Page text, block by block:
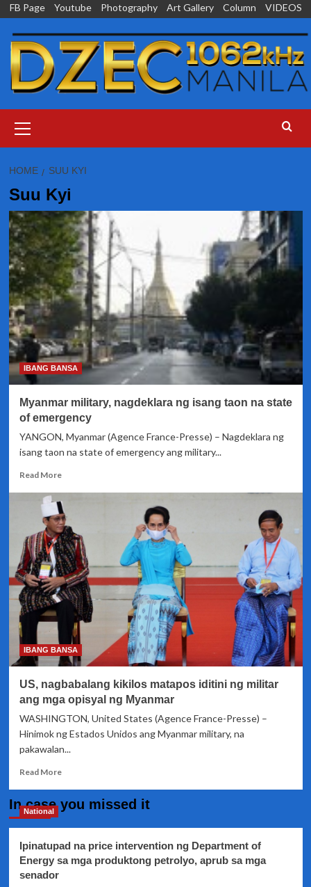
Skip
content
FB Page Youtube Photography Art Gallery Column VIDEOS
Menu
HOME SUU KYI
Suu Kyi
IBANG BANSA
Myanmar military, nagdeklara ng isang taon na state
of emergency
YANGON, Myanmar (Agence France-Presse) – Nagdeklara ng
isang taon na state of emergency ang military...
Read MoreRead
about
Myanmar
military,
nagdeklara
ng
isang
taon
na
state
emergency
IBANG BANSA
US, nagbabalang kikilos matapos iditini ng militar
ang mga opisyal ng Myanmar
WASHINGTON, United States (Agence France-Presse) –
Hinimok ng Estados Unidos ang Myanmar military, na
pakawalan...
Read MoreRead
US,
matapos
iditini
In case you missed it
National
Ipinatupad na price intervention ng Department of
Energy sa mga produktong petrolyo, aprub sa mga
senador